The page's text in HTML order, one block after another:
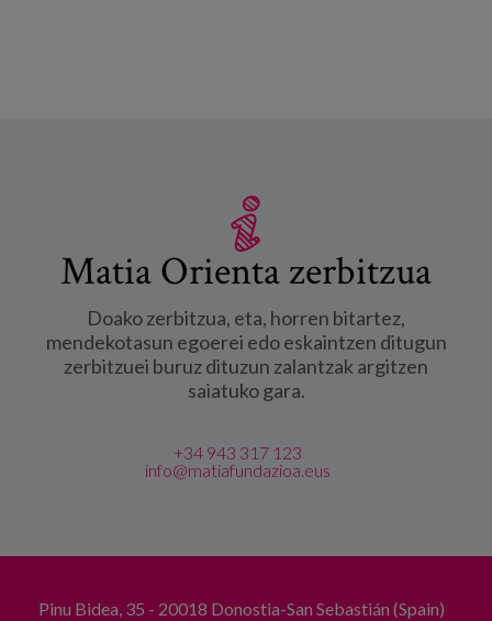
Matia Orienta zerbitzua
Doako zerbitzua, eta, horren bitartez,
mendekotasun egoerei edo eskaintzen ditugun
zerbitzuei buruz dituzun zalantzak argitzen
saiatuko gara.
+34 943 317 123
info@matiafundazioa.eus
Pinu Bidea, 35 - 20018 Donostia-San Sebastián (Spain)